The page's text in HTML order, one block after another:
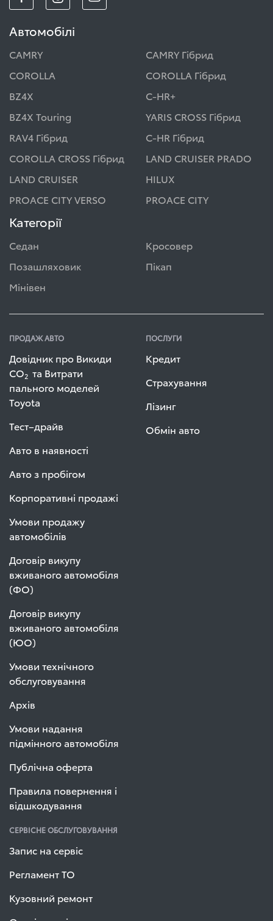
Автомобілі
CAMRY
CAMRY Гібрид
COROLLA
COROLLA Гібрид
BZ4X
C-HR+
BZ4X Touring
YARIS CROSS Гібрид
RAV4 Гібрид
C-HR Гібрид
COROLLA CROSS Гібрид
LAND CRUISER PRADO
LAND CRUISER
HILUX
PROACE CITY VERSO
PROACE CITY
Категорії
Седан
Кросовер
Позашляховик
Пікап
Мінівен
ПРОДАЖ АВТО
Довідник про Викиди
СО2 та Витрати
пального моделей
Toyota
Тест–драйв
Авто в наявності
Авто з пробігом
Корпоративні продажі
Умови продажу
автомобілів
Договір викупу
вживаного автомобіля
(ФО)
Договір викупу
вживаного автомобіля
(ЮО)
Умови технічного
обслуговування
Архів
Умови надання
підмінного автомобіля
Публічна оферта
Правила повернення і
відшкодування
ПОСЛУГИ
Кредит
Страхування
Лізинг
Обмін авто
СЕРВІСНЕ ОБСЛУГОВУВАННЯ
Запис на сервіс
Регламент ТО
Кузовний ремонт